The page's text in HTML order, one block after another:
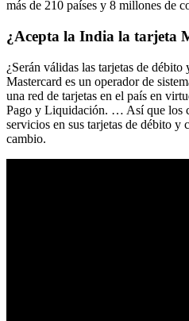
más de 210 países y 8 millones de
¿Acepta la India la tarjeta
¿Serán válidas las tarjetas de
Mastercard es un operador de
una red de tarjetas en el país en
Pago y Liquidación. … Así que los
servicios en sus tarjetas de débito y
cambio.